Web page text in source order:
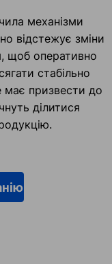
механізми
відстежує зміни
щоб оперативно
стабільно
має призвести до
ділитися
in Telegram
us in Linkedin
us by email